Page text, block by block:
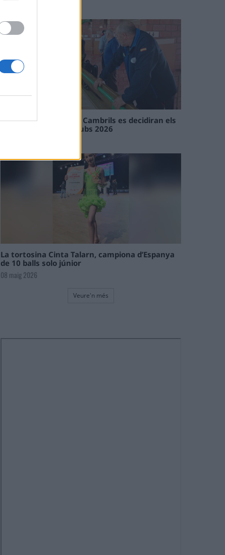
En les tirades de Flix i Cambrils es decidiran els
campions de l’Interclubs 2026
La tortosina Cinta Talarn, campiona d’Espanya
de 10 balls solo júnior
08 maig 2026
Veure'n més